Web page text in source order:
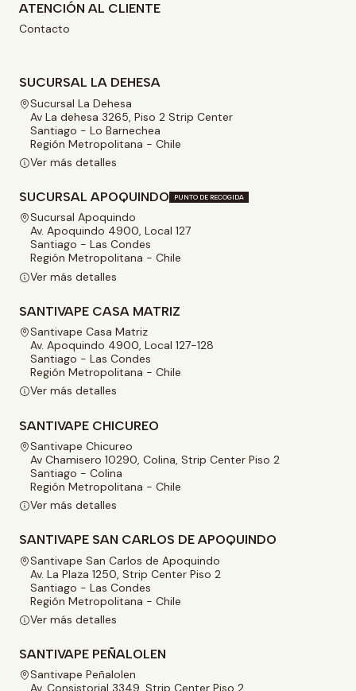
ATENCIÓN AL CLIENTE
Contacto
SUCURSAL LA DEHESA
Sucursal La Dehesa
Av La dehesa 3265, Piso 2 Strip Center
Santiago - Lo Barnechea
Región Metropolitana - Chile
Ver más detalles
SUCURSAL APOQUINDO PUNTO DE RECOGIDA
Sucursal Apoquindo
Av. Apoquindo 4900, Local 127
Santiago - Las Condes
Región Metropolitana - Chile
Ver más detalles
SANTIVAPE CASA MATRIZ
Santivape Casa Matriz
Av. Apoquindo 4900, Local 127-128
Santiago - Las Condes
Región Metropolitana - Chile
Ver más detalles
SANTIVAPE CHICUREO
Santivape Chicureo
Av Chamisero 10290, Colina, Strip Center Piso 2
Santiago - Colina
Región Metropolitana - Chile
Ver más detalles
SANTIVAPE SAN CARLOS DE APOQUINDO
Santivape San Carlos de Apoquindo
Av. La Plaza 1250, Strip Center Piso 2
Santiago - Las Condes
Región Metropolitana - Chile
Ver más detalles
SANTIVAPE PEÑALOLEN
Santivape Peñalolen
Av. Consistorial 3349, Strip Center Piso 2